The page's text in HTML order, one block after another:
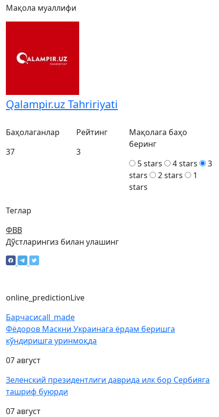
Мақола муаллифи
Qalampir.uz Tahririyati
Теглар
ФВВ
Баҳолаганлар
37
Рейтинг
3
Мақолага баҳо
беринг
5 stars
4 stars
3
stars
2 stars
1
stars
Дўстларингиз билан улашинг
online_predictionLive
Барчасиcall_made
Фёдоров Маскни Украинага ёрдам беришга
кўндиришга уринмоқда
07 август
Зеленский президентлиги даврида илк бор Сербияга
ташриф буюрди
07 август